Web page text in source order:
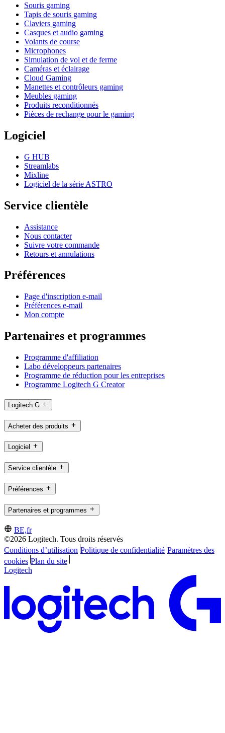
Souris gaming
Tapis de souris gaming
Claviers gaming
Casques et audio gaming
Volants de course
Microphones
Simulation de vol et de ferme
Caméras et éclairage
Cloud Gaming
Manettes et contrôleurs gaming
Meubles gaming
Produits reconditionnés
Pièces de rechange pour le gaming
Logiciel
G HUB
Streamlabs
Mixline
Logiciel de la série ASTRO
Service clientèle
Assistance
Nous contacter
Suivre votre commande
Retours et annulations
Préférences
Page d'inscription e-mail
Préférences e-mail
Mon compte
Partenaires et programmes
Programme d'affiliation
Labo développeurs partenaires
Programme de réduction pour les entreprises
Programme Logitech G Creator
Logitech G
Acheter des produits
Logiciel
Service clientèle
Préférences
Partenaires et programmes
BE,fr
©2026 Logitech. Tous droits réservés
Conditions d’utilisation Politique de confidentialité Paramètres des
cookies Plan du site
Logitech